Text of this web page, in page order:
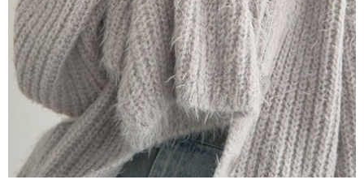
權轉讓予恩沛科技股份有限公司。
２．關於個人資料處理事宜，請瀏覽以下網址：
https://aftee.tw/terms/#terms3
３．未成年的使用者請事先徵得法定代理人或監護人之同意方可使用
「AFTEE先享後付」，若未經同意申辦者引起之損失，本公司不負相關責
任。
４．使用「AFTEE先享後付」時，將依據個別帳號之用戶狀況，依本公司即
時審查核予不同之上限額度；若仍有額度不足之情形，本公司將視審查結果
請求用戶進行身份認證。
５．嚴禁一人註冊多個帳號或使用他人資訊註冊。若發現惡意使用之情形，
恩沛科技股份有限公司將有權停止該用戶之使用額度並採取法律行動。
7-11純取貨
每筆NT$60，滿NT$888(含以上)免運費
宅配
每筆NT$90，滿NT$888(含以上)免運費